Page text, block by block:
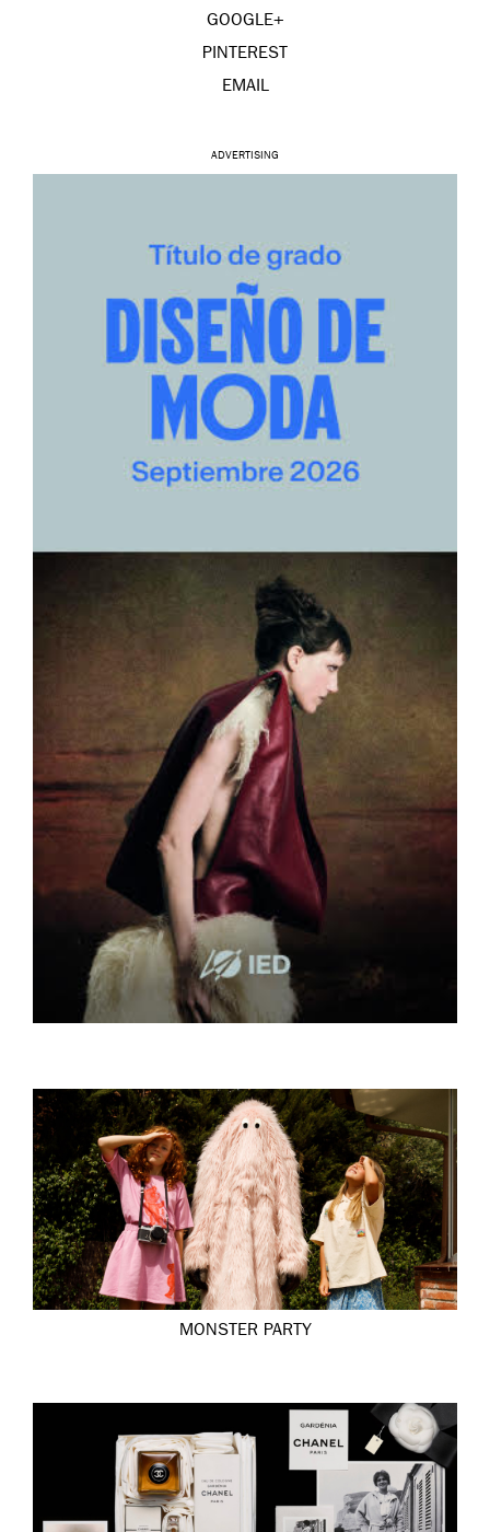
GOOGLE+
PINTEREST
EMAIL
ADVERTISING
MONSTER PARTY